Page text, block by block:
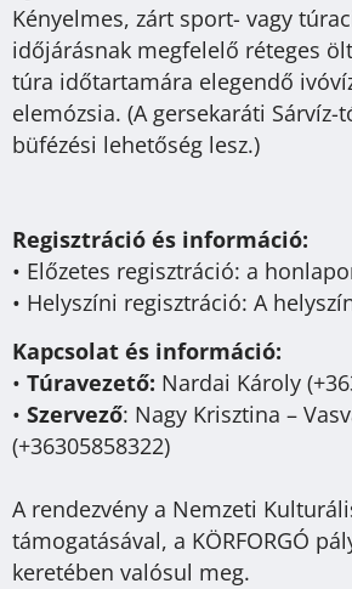
Kényelmes, zárt sport- vagy
időjárásnak megfelelő réteges
túra időtartamára elegendő
elemózsia. (A gersekaráti
büfézési lehetőség lesz.)
Regisztráció és információ:
• Előzetes regisztráció: a
• Helyszíni regisztráció: A
Kapcsolat és információ:
• Túravezető: Nardai Károly
• Szervező: Nagy Krisztina –
(+36305858322)
A rendezvény a Nemzeti
támogatásával, a KÖRFORGÓ
keretében valósul meg.